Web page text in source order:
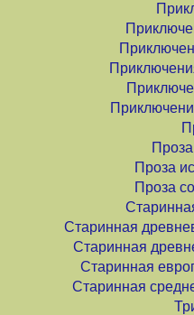
Проза
Проза
Старинная
Старинная
Старинная
Старинная